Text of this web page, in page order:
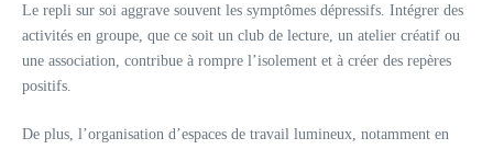
Le repli sur soi aggrave souvent les symptômes dépressifs. Intégrer des
activités en groupe, que ce soit un club de lecture, un atelier créatif ou
une association, contribue à rompre l’isolement et à créer des repères
positifs.
De plus, l’organisation d’espaces de travail lumineux, notamment en